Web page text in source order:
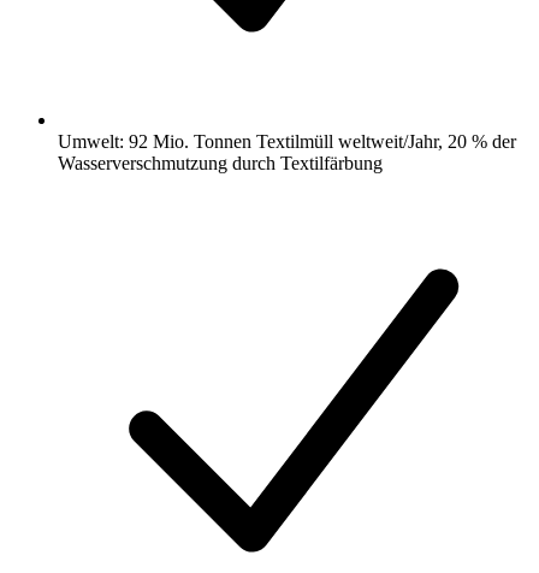
Umwelt: 92 Mio. Tonnen Textilmüll weltweit/Jahr, 20 % der
Wasserverschmutzung durch Textilfärbung